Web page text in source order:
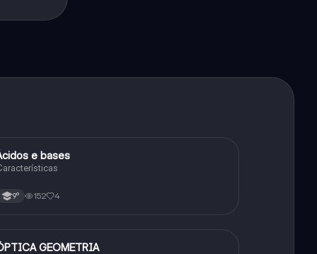
Químicae bases
9° 152 4
QuímicaGEOMETRIA